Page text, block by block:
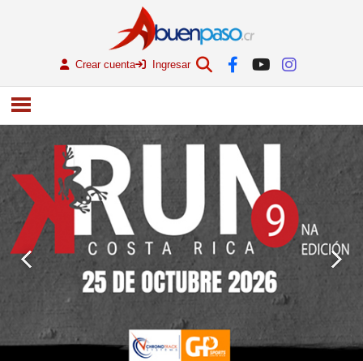
Crear cuenta Ingresar